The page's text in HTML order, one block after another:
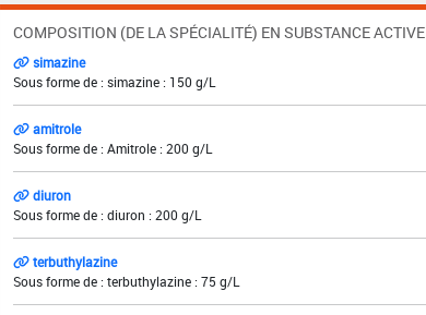
COMPOSITION (DE LA SPÉCIALITÉ) EN SUBSTANCE ACTIVE
simazine
Sous forme de : simazine : 150 g/L
amitrole
Sous forme de : Amitrole : 200 g/L
diuron
Sous forme de : diuron : 200 g/L
terbuthylazine
Sous forme de : terbuthylazine : 75 g/L